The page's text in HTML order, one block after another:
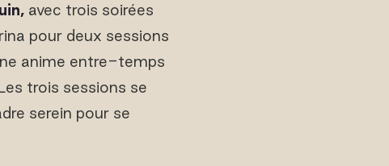
avec trois soirées
pour deux sessions
anime entre-temps
trois sessions se
serein pour se